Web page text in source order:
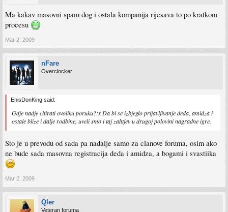
Ma kakav masovni spam dog i ostala kompanija rijesava to po kratkom
procesu
Mar 2, 2009
nFare
Overclocker
EnisDonKing said:
Gdje nadje citirati ovoliku poruku?:x Da bi se izbjeglo prijavljivanje deda, amidza i
ostale blize i dalje rodbine, uveli smo i taj zahtjev u drugoj polovini nagradne igre.
Sto je u prevodu od sada pa nadalje samo za clanove foruma, osim ako
ne bude sada masovna registracija deda i amidza, a bogami i svastiika
Mar 2, 2009
Qler
Veteran foruma